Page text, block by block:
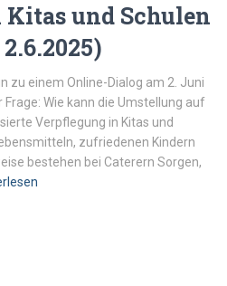
und Schulen
zu einem Online-Dialog am 2. Juni
Frage: Wie kann die Umstellung auf
Verpflegung in Kitas und
zufriedenen Kindern
bestehen bei Caterern Sorgen,